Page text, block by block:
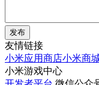
发布
友情链接
小米应用商店小米商
小米游戏中心